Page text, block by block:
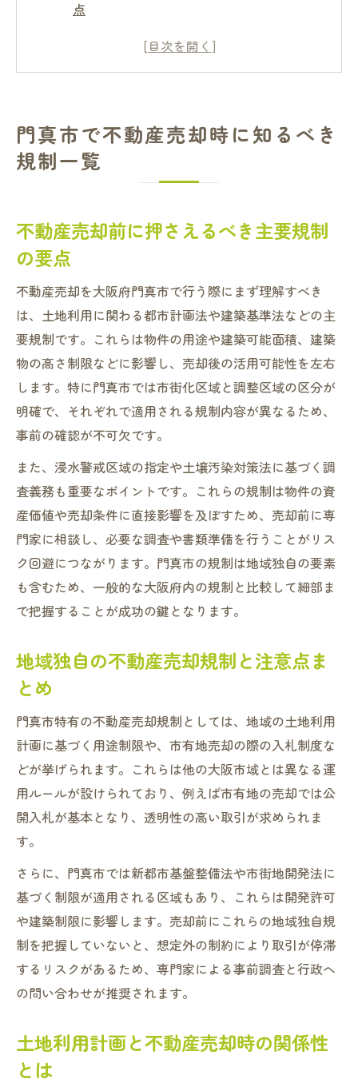
点
地域独自の不動産売却規制と注意点まとめ
市街化区域の規制が売却に与える影響とは
市街化区域の不動産売却規制の全体像
区域規制が不動産売却価格へ与える要素
市街化区域ならではの売却手続きの流れ
不動産売却を進めるなら門真市独自の制限も確
認を
門真市独自の不動産売却規制ポイント紹介
市有地売却に関わる特有の規制と注意点
事業用地売却時の門真市制限を把握する方
法
土壌汚染対策法等の不動産売却影響を確認
地域計画と不動産売却の関連性を整理
法令に基づく制限を踏まえた売却リスク対策
不動産売却で重要な法令制限の基礎知識
売却リスクを減らすための規制チェック方
法
土地入札時に注意すべき法令制限一覧
リスク回避に役立つ不動産売却規制最新情
報
不動産売却時の門真市特有の土地利用計画
門真市土地利用計画が不動産売却へ与える
影響
土地利用指定と不動産売却規制の関係性解
売却前に知るべき都市計画の変更点
土地利用計画と売却スケジュールの最適化
売却成功へ市有地の動向と規制チェックの重要
性
市有地売却の最新動向と不動産売却規制対
規制チェックが売却成功率に与える影響
門真市で不動産売却時に知るべき
規制一覧
不動産売却前に押さえるべき主要規制
の要点
不動産売却を大阪府門真市で行う際にまず理解すべき
は、土地利用に関わる都市計画法や建築基準法などの主
要規制です。これらは物件の用途や建築可能面積、建築
物の高さ制限などに影響し、売却後の活用可能性を左右
します。特に門真市では市街化区域と調整区域の区分が
明確で、それぞれで適用される規制内容が異なるため、
事前の確認が不可欠です。
また、浸水警戒区域の指定や土壌汚染対策法に基づく調
査義務も重要なポイントです。これらの規制は物件の資
産価値や売却条件に直接影響を及ぼすため、売却前に専
門家に相談し、必要な調査や書類準備を行うことがリス
ク回避につながります。門真市の規制は地域独自の要素
も含むため、一般的な大阪府内の規制と比較して細部ま
で把握することが成功の鍵となります。
地域独自の不動産売却規制と注意点ま
とめ
門真市特有の不動産売却規制としては、地域の土地利用
計画に基づく用途制限や、市有地売却の際の入札制度な
どが挙げられます。これらは他の大阪市域とは異なる運
用ルールが設けられており、例えば市有地の売却では公
開入札が基本となり、透明性の高い取引が求められま
す。
さらに、門真市では新都市基盤整備法や市街地開発法に
基づく制限が適用される区域もあり、これらは開発許可
や建築制限に影響します。売却前にこれらの地域独自規
制を把握していないと、想定外の制約により取引が停滞
するリスクがあるため、専門家による事前調査と行政へ
の問い合わせが推奨されます。
土地利用計画と不動産売却時の関係性
とは